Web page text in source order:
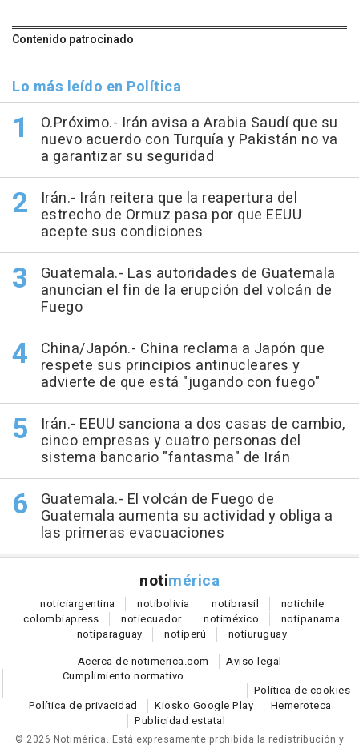
Contenido patrocinado
Lo más leído en Política
O.Próximo.- Irán avisa a Arabia Saudí que su
nuevo acuerdo con Turquía y Pakistán no va
a garantizar su seguridad
Irán.- Irán reitera que la reapertura del
estrecho de Ormuz pasa por que EEUU
acepte sus condiciones
Guatemala.- Las autoridades de Guatemala
anuncian el fin de la erupción del volcán de
Fuego
China/Japón.- China reclama a Japón que
respete sus principios antinucleares y
advierte de que está "jugando con fuego"
Irán.- EEUU sanciona a dos casas de cambio,
cinco empresas y cuatro personas del
sistema bancario "fantasma" de Irán
Guatemala.- El volcán de Fuego de
Guatemala aumenta su actividad y obliga a
las primeras evacuaciones
notimérica
noticiargentina notibolivia notibrasil notichile
colombiapress notiecuador notiméxico notipanama
notiparaguay notiperú notiuruguay
Acerca de notimerica.com
Aviso legal
Cumplimiento normativo
Política de cookies
Política de privacidad
Kiosko Google Play
Hemeroteca
Publicidad estatal
© 2026 Notimérica. Está expresamente prohibida la redistribución y